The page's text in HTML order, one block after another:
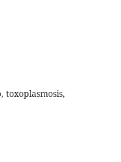
toxoplasmosis,